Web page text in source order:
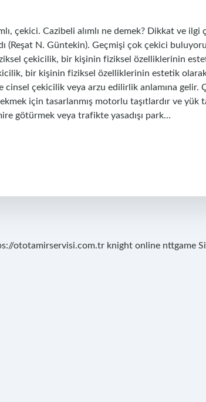
çekici. Cazibeli alımlı ne demek? Dikkat ve ilgi
(Reşat N. Güntekin). Geçmişi çok çekici
çekicilik, bir kişinin fiziksel özelliklerinin
bir kişinin fiziksel özelliklerinin estetik
cinsel çekicilik veya arzu edilirlik anlamına gelir.
için tasarlanmış motorlu taşıtlardır ve yük
götürmek veya trafikte yasadışı park…
ototamirservisi.com.tr knight online nttgame